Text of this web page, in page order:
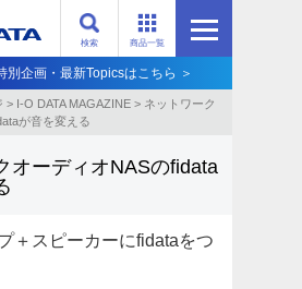
商品一覧
検索
別企画・最新Topicsはこちら ＞
> I-O DATA MAGAZINE > ネットワーク
が音を変える
オーディオNASのfidata
＋スピーカーにfidataをつ